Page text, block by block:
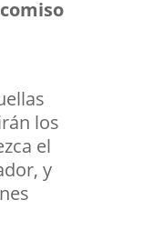
los
el
y